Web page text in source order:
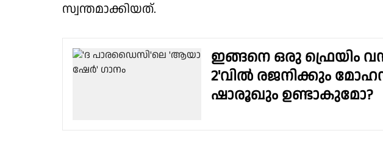
സ്വന്തമാക്കിയത്.
ഇങ്ങനെ ഒരു ഫ്രെയിം
2'വിൽ രജനിക്കും
ഷാരൂഖും ഉണ്ടാകുമോ?